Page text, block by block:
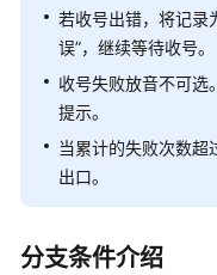
断
图
辑
元
若收号出错，将记录
误”，继续等待收号。
收号失败放音不可选
提示。
当累计的失败次数超
出口。
分支条件介绍